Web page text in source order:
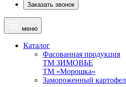
Заказать звонок
меню
Каталог
Фасованная продукция
ТМ ЗИМОВЬЕ
ТМ «Морошка»
Замороженный